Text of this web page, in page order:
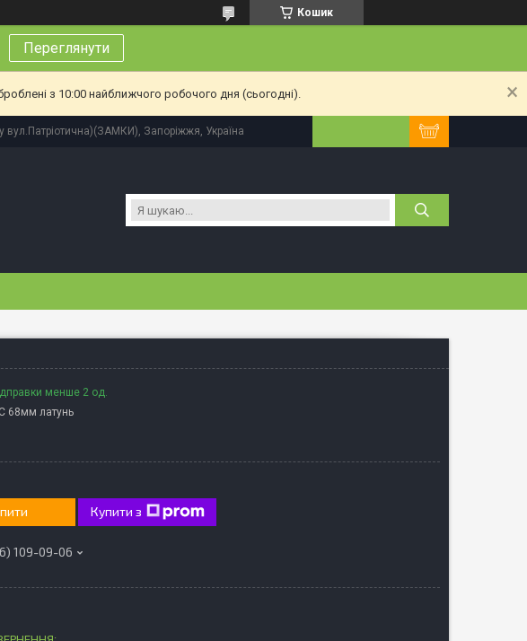
Кошик
Переглянути
з 10:00 найближчого робочого дня (сьогодні).
вул.Патріотична)(ЗАМКИ), Запоріжжя, Україна
менше 2 од.
68мм латунь
Купити з
109-09-06